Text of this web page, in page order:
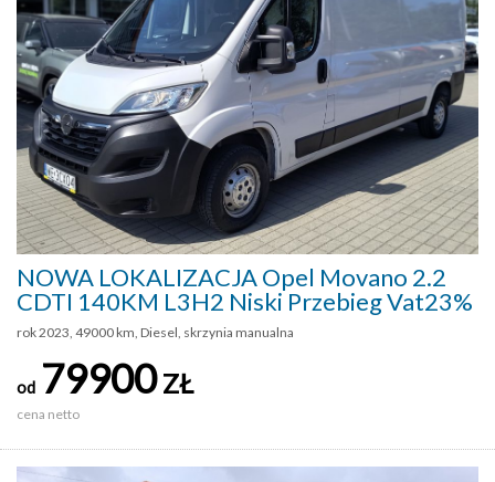
NOWA LOKALIZACJA Opel Movano 2.2
CDTI 140KM L3H2 Niski Przebieg Vat23%
rok 2023, 49000 km, Diesel, skrzynia manualna
od 79900ZŁ
cena netto